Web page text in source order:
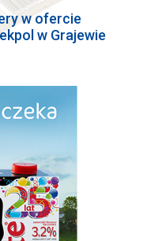
w ofercie
w Grajewie